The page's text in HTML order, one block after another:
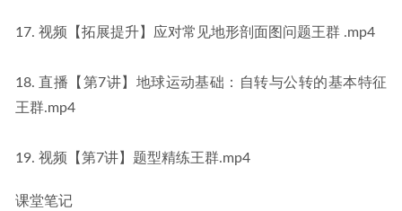
17. 视频【拓展提升】应对常见地形剖面图问题王群 .mp4
18. 直播【第7讲】地球运动基础：自转与公转的基本特征
王群.mp4
19. 视频【第7讲】题型精练王群.mp4
课堂笔记